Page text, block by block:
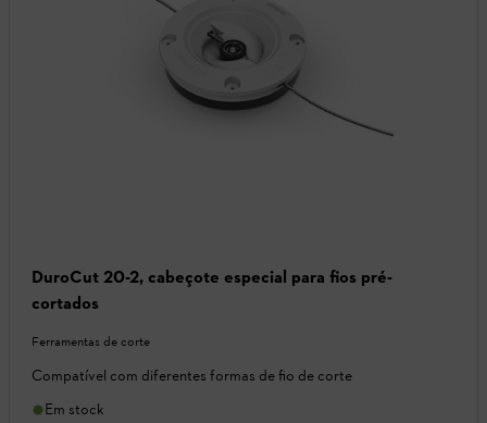
DuroCut 20-2, cabeçote especial para fios pré-
cortados
Ferramentas de corte
Compatível com diferentes formas de fio de corte
Em stock